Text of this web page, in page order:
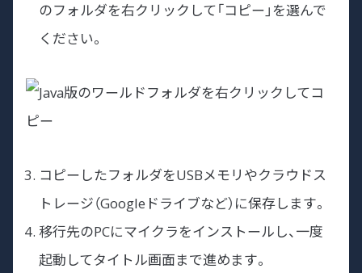
のフォルダを右クリックして「コピー」を選んで
ください。
コピーしたフォルダをUSBメモリやクラウドス
トレージ（Googleドライブなど）に保存します。
移行先のPCにマイクラをインストールし、一度
起動してタイトル画面まで進めます。